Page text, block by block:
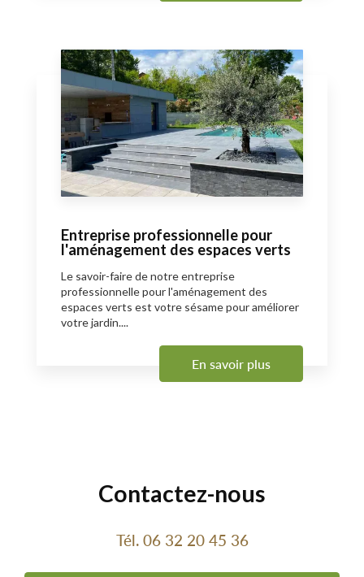
Entreprise professionnelle pour
l'aménagement des espaces verts
Le savoir-faire de notre entreprise
professionnelle pour l'aménagement des
espaces verts est votre sésame pour améliorer
votre jardin....
En savoir plus
Contactez-nous
Tél. 06 32 20 45 36